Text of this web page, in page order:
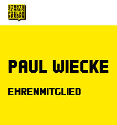
Paul Wiecke
Ehrenmitglied